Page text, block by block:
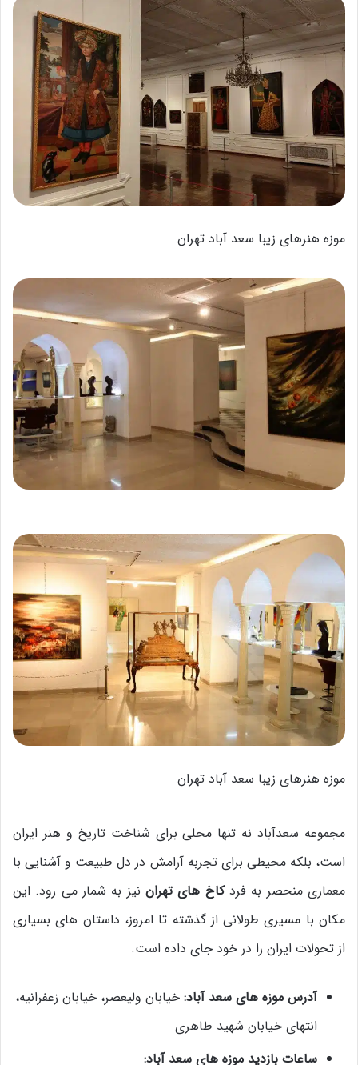
موزه هنرهای زیبا سعد آباد تهران
موزه هنرهای زیبا سعد آباد تهران
مجموعه سعدآباد نه تنها محلی برای شناخت تاریخ و هنر ایران
است، بلکه محیطی برای تجربه آرامش در دل طبیعت و آشنایی با
معماری منحصر به فردکاخ های تهران نیز به شمار می رود. این
مکان با مسیری طولانی از گذشته تا امروز، داستان های بسیاری
از تحولات ایران را در خود جای داده است.
آدرس موزه‌ های سعد آباد: خیابان ولیعصر، خیابان زعفرانیه،
انتهای خیابان شهید طاهری
ساعات بازدید موزه‌ های سعد آباد: